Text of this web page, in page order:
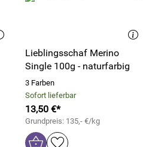
Lieblingsschaf Merino
Single 100g - naturfarbig
3 Farben
Sofort lieferbar
13,50 €*
Grundpreis: 135,- €/kg